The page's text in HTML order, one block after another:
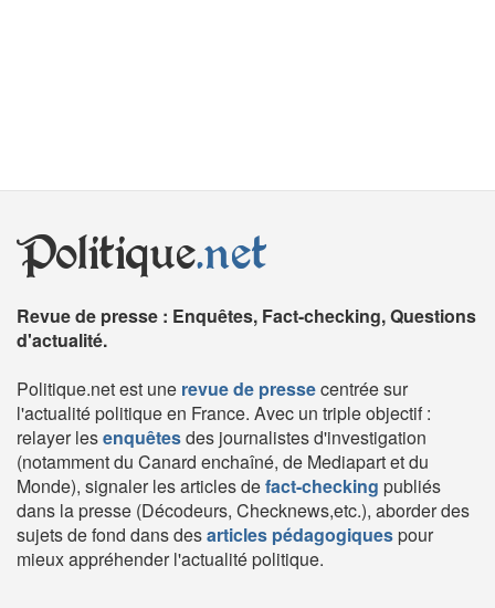
Politique.net
Revue de presse : Enquêtes, Fact-checking, Questions
d'actualité.
Politique.net est une revue de pressecentrée sur
l'actualité politique en France. Avec un triple objectif :
relayer lesenquêtesdes journalistes d'investigation
(notamment du Canard enchaîné, de Mediapart et du
Monde), signaler les articles defact-checking publiés
dans la presse (Décodeurs, Checknews,etc.), aborder des
sujets de fond dans desarticles pédagogiquespour
mieux appréhender l'actualité politique.